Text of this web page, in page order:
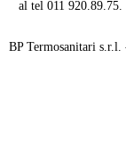
al tel 011
BP Termosanitari